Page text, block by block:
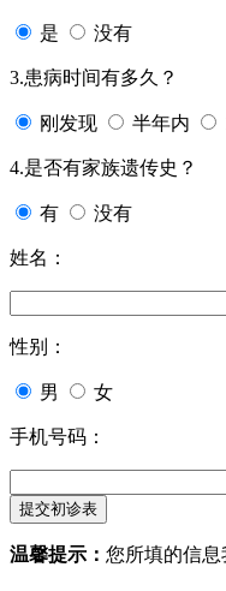
是 没有
3.患病时间有多久？
刚发现 半年内
4.是否有家族遗传史？
有 没有
姓名：
性别：
男 女
手机号码：
温馨提示： 您所填的信息